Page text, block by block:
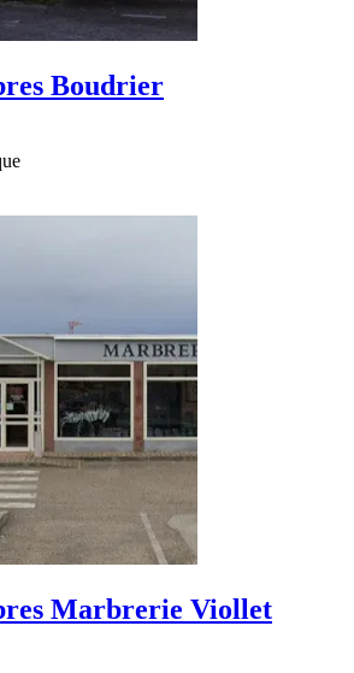
Boudrier
Marbrerie Viollet